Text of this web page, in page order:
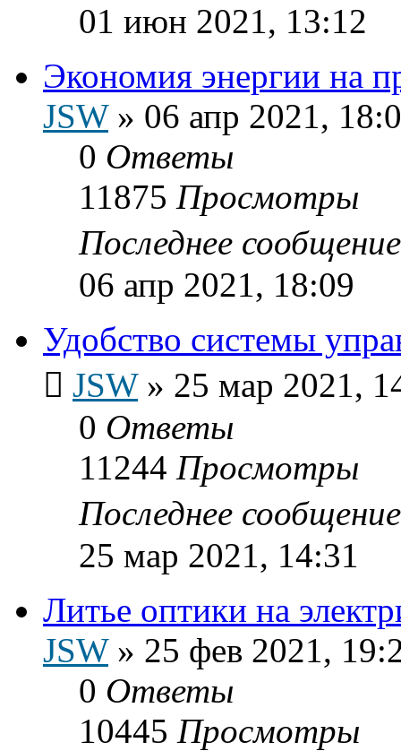
01 июн 2021, 13:12
Экономия энергии на
JSW» 06 апр 2021,
0 Ответы
11875 Просмотры
Последнее
06 апр 2021, 18:09
Удобство системы
JSW» 25 мар 2021,
0 Ответы
11244 Просмотры
Последнее
25 мар 2021, 14:31
Литье оптики на
JSW» 25 фев 2021,
0 Ответы
10445 Просмотры